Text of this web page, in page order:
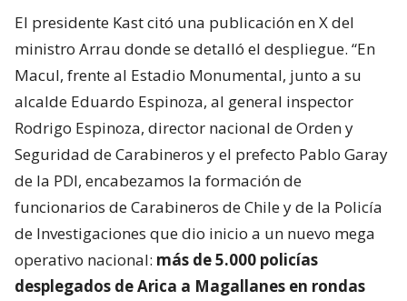
El presidente Kast citó una publicación en X del
ministro Arrau donde se detalló el despliegue. “En
Macul, frente al Estadio Monumental, junto a su
alcalde Eduardo Espinoza, al general inspector
Rodrigo Espinoza, director nacional de Orden y
Seguridad de Carabineros y el prefecto Pablo Garay
de la PDI, encabezamos la formación de
funcionarios de Carabineros de Chile y de la Policía
de Investigaciones que dio inicio a un nuevo mega
operativo nacional: más de 5.000 policías
desplegados de Arica a Magallanes en rondas